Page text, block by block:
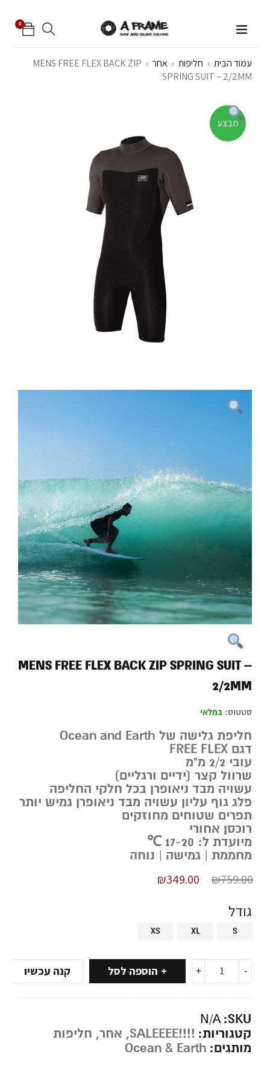
0
עמוד הבית › חליפות › אחר ›
MENS FREE FLEX BACK ZIP
SPRING SUIT – 2/2MM
מבצע
MENS FREE FLEX BACK ZIP SPRING SUIT –
2/2MM
סטטוס: במלאי
חליפת גלישה של Ocean and Earth
דגם FREE FLEX
עובי 2/2 מ”מ
שרוול קצר (ידיים ורגליים)
עשויה מבד ניאופרן בכל חלקי החליפה
פלג גוף עליון עשויה מבד ניאופרן גמיש יותר
תפרים שטוחים מחוזקים
רוכסן אחורי
מיועדת ל: 17-20 ℃
מחממת | גמישה | נוחה
₪759.00
₪349.00
גודל
S
XL
XS
הוספה לסל קנה עכשיו
SKU:
N/A
קטגוריות: !!!!SALEEEE
, אחר, חליפות
מותגים: Ocean & Earth